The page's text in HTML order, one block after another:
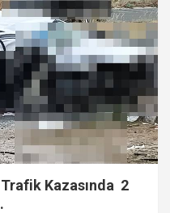
Kazasında 2